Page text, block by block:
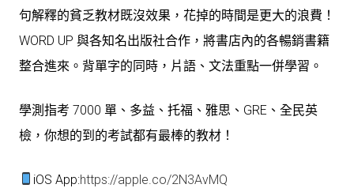
句解釋的貧乏教材既沒效果，花掉的時間是更大的浪費！
WORD UP 與各知名出版社合作，將書店內的各暢銷書籍
整合進來。背單字的同時，片語、文法重點一併學習。
學測指考 7000 單、多益、托福、雅思、GRE、全民英
檢，你想的到的考試都有最棒的教材！
iOS App:https://apple.co/2N3AvMQ